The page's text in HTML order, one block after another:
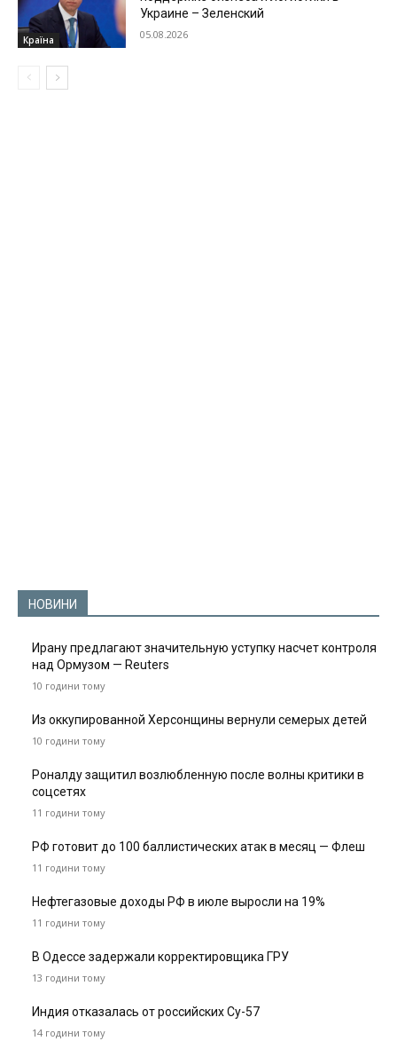
Країна
Украине – Зеленский
05.08.2026
НОВИНИ
Ирану предлагают значительную уступку насчет контроля
над Ормузом — Reuters
10 години тому
Из оккупированной Херсонщины вернули семерых детей
10 години тому
Роналду защитил возлюбленную после волны критики в
соцсетях
11 години тому
РФ готовит до 100 баллистических атак в месяц — Флеш
11 години тому
Нефтегазовые доходы РФ в июле выросли на 19%
11 години тому
В Одессе задержали корректировщика ГРУ
13 години тому
Индия отказалась от российских Су-57
14 години тому